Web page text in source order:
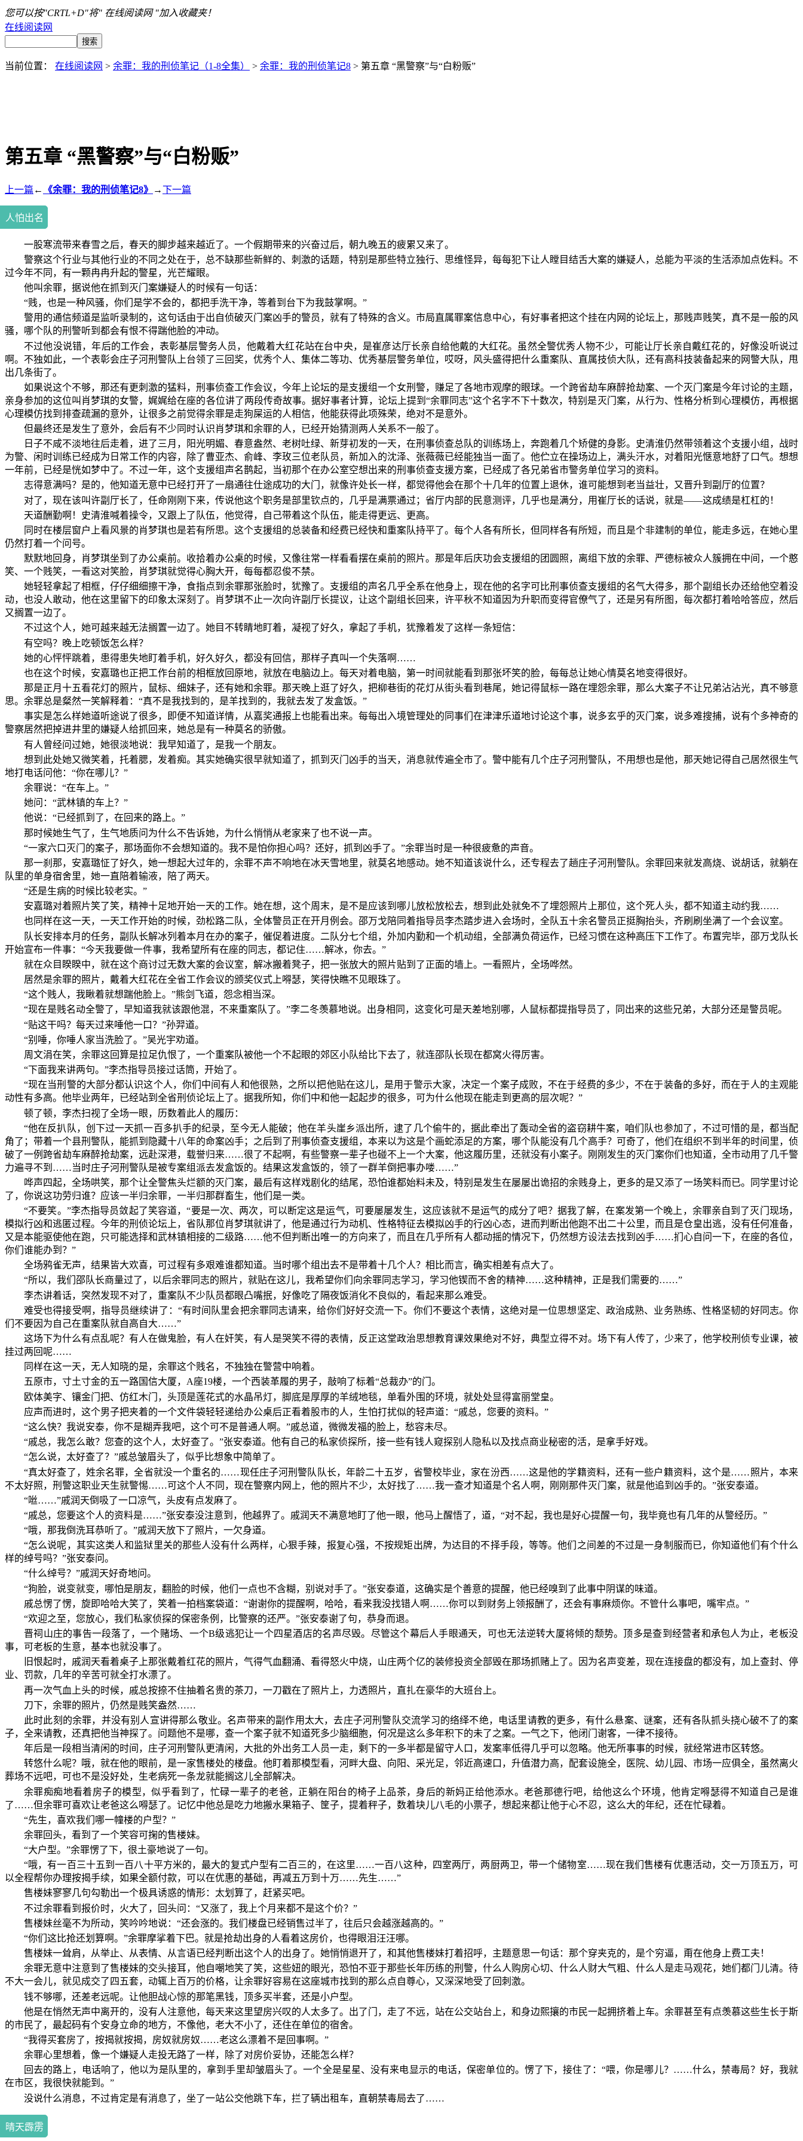
您可以按"CRTL+D"将" 在线阅读网 "加入收藏夹！
在线阅读网
当前位置： 在线阅读网 > 余罪：我的刑侦笔记（1-8全集） > 余罪：我的刑侦笔记8 > 第五章 “黑警察”与“白粉贩”
第五章 “黑警察”与“白粉贩”
上一篇 ← 《余罪：我的刑侦笔记8》 →下一篇
人怕出名
一股寒流带来春雪之后，春天的脚步越来越近了。一个假期带来的兴奋过后，朝九晚五的疲累又来了。
警察这个行业与其他行业的不同之处在于，总不缺那些新鲜的、刺激的话题，特别是那些特立独行、思维怪异，每每犯下让人瞠目结舌大案的嫌疑人，总能为平淡的生活添加点佐料。不
过今年不同，有一颗冉冉升起的警星，光芒耀眼。
他叫余罪，据说他在抓到灭门案嫌疑人的时候有一句话：
“贱，也是一种风骚，你们是学不会的，都把手洗干净，等着到台下为我鼓掌啊。”
警用的通信频道是监听录制的，这句话由于出自侦破灭门案凶手的警员，就有了特殊的含义。市局直属罪案信息中心，有好事者把这个挂在内网的论坛上，那贱声贱笑，真不是一般的风
骚，哪个队的刑警听到都会有恨不得踹他脸的冲动。
不过他没说错，年后的工作会，表彰基层警务人员，他戴着大红花站在台中央，是崔彦达厅长亲自给他戴的大红花。虽然全警优秀人物不少，可能让厅长亲自戴红花的，好像没听说过
啊。不独如此，一个表彰会庄子河刑警队上台领了三回奖，优秀个人、集体二等功、优秀基层警务单位，哎呀，风头盛得把什么重案队、直属技侦大队，还有高科技装备起来的网警大队，甩
出几条街了。
如果说这个不够，那还有更刺激的猛料，刑事侦查工作会议，今年上论坛的是支援组一个女刑警，赚足了各地市观摩的眼球。一个跨省劫车麻醉抢劫案、一个灭门案是今年讨论的主题，
亲身参加的这位叫肖梦琪的女警，娓娓给在座的各位讲了两段传奇故事。据好事者计算，论坛上提到“余罪同志”这个名字不下十数次，特别是灭门案，从行为、性格分析到心理模仿，再根据
心理模仿找到排查疏漏的意外，让很多之前觉得余罪是走狗屎运的人相信，他能获得此项殊荣，绝对不是意外。
但最终还是发生了意外，会后有不少同时认识肖梦琪和余罪的人，已经开始猜测两人关系不一般了。
日子不咸不淡地往后走着，进了三月，阳光明媚、春意盎然、老树吐绿、新芽初发的一天，在刑事侦查总队的训练场上，奔跑着几个矫健的身影。史清淮仍然带领着这个支援小组，战时
为警、闲时训练已经成为日常工作的内容，除了曹亚杰、俞峰、李玫三位老队员，新加入的沈泽、张薇薇已经能独当一面了。他伫立在操场边上，满头汗水，对着阳光惬意地舒了口气。想想
一年前，已经是恍如梦中了。不过一年，这个支援组声名鹊起，当初那个在办公室空想出来的刑事侦查支援方案，已经成了各兄弟省市警务单位学习的资料。
志得意满吗？是的，他知道无意中已经打开了一扇通往仕途成功的大门，就像许处长一样，都觉得他会在那个十几年的位置上退休，谁可能想到老当益壮，又晋升到副厅的位置？
对了，现在该叫许副厅长了，任命刚刚下来，传说他这个职务是部里钦点的，几乎是满票通过；省厅内部的民意测评，几乎也是满分，用崔厅长的话说，就是——这成绩是杠杠的！
天道酬勤啊！史清淮喊着操令，又跟上了队伍，他觉得，自己带着这个队伍，能走得更远、更高。
同时在楼层窗户上看风景的肖梦琪也是若有所思。这个支援组的总装备和经费已经快和重案队持平了。每个人各有所长，但同样各有所短，而且是个非建制的单位，能走多远，在她心里
仍然打着一个问号。
默默地回身，肖梦琪坐到了办公桌前。收拾着办公桌的时候，又像往常一样看看摆在桌前的照片。那是年后庆功会支援组的团圆照，离组下放的余罪、严德标被众人簇拥在中间，一个憨
笑、一个贱笑，一看这对笑脸，肖梦琪就觉得心胸大开，每每都忍俊不禁。
她轻轻拿起了相框，仔仔细细擦干净，食指点到余罪那张脸时，犹豫了。支援组的声名几乎全系在他身上，现在他的名字可比刑事侦查支援组的名气大得多，那个副组长办还给他空着没
动，也没人敢动，他在这里留下的印象太深刻了。肖梦琪不止一次向许副厅长提议，让这个副组长回来，许平秋不知道因为升职而变得官僚气了，还是另有所图，每次都打着哈哈答应，然后
又搁置一边了。
不过这个人，她可越来越无法搁置一边了。她目不转睛地盯着，凝视了好久，拿起了手机，犹豫着发了这样一条短信：
有空吗？晚上吃顿饭怎么样？
她的心怦怦跳着，患得患失地盯着手机，好久好久，都没有回信，那样子真叫一个失落啊……
也在这个时候，安嘉璐也正把工作台前的相框放回原地，就放在电脑边上。每天对着电脑，第一时间就能看到那张坏笑的脸，每每总让她心情莫名地变得很好。
那是正月十五看花灯的照片，鼠标、细妹子，还有她和余罪。那天晚上逛了好久，把柳巷街的花灯从街头看到巷尾，她记得鼠标一路在埋怨余罪，那么大案子不让兄弟沾沾光，真不够意
思。余罪总是粲然一笑解释着：“真不是我找到的，是羊找到的，我就去发了发盒饭。”
事实是怎么样她道听途说了很多，即便不知道详情，从嘉奖通报上也能看出来。每每出入境管理处的同事们在津津乐道地讨论这个事，说多玄乎的灭门案，说多难搜捕，说有个多神奇的
警察居然把掉进井里的嫌疑人给抓回来，她总是有一种莫名的骄傲。
有人曾经问过她，她很淡地说：我早知道了，是我一个朋友。
想到此处她又微笑着，托着腮，发着痴。其实她确实很早就知道了，抓到灭门凶手的当天，消息就传遍全市了。警中能有几个庄子河刑警队，不用想也是他，那天她记得自己居然很生气
地打电话问他：“你在哪儿？”
余罪说：“在车上。”
她问：“武林镇的车上？”
他说：“已经抓到了，在回来的路上。”
那时候她生气了，生气地质问为什么不告诉她，为什么悄悄从老家来了也不说一声。
“一家六口灭门的案子，那场面你不会想知道的。我不是怕你担心吗？还好，抓到凶手了。”余罪当时是一种很疲惫的声音。
那一刹那，安嘉璐怔了好久，她一想起大过年的，余罪不声不响地在冰天雪地里，就莫名地感动。她不知道该说什么，还专程去了趟庄子河刑警队。余罪回来就发高烧、说胡话，就躺在
队里的单身宿舍里，她一直陪着输液，陪了两天。
“还是生病的时候比较老实。”
安嘉璐对着照片笑了笑，精神十足地开始一天的工作。她在想，这个周末，是不是应该到哪儿放松放松去，想到此处就免不了埋怨照片上那位，这个死人头，都不知道主动约我……
也同样在这一天，一天工作开始的时候，劲松路二队，全体警员正在开月例会。邵万戈陪同着指导员李杰踏步进入会场时，全队五十余名警员正挺胸抬头，齐刷刷坐满了一个会议室。
队长安排本月的任务，副队长解冰列着本月在办的案子，催促着进度。二队分七个组，外加内勤和一个机动组，全部满负荷运作，已经习惯在这种高压下工作了。布置完毕，邵万戈队长
开始宣布一件事：“今天我要做一件事，我希望所有在座的同志，都记住……解冰，你去。”
就在众目睽睽中，就在这个商讨过无数大案的会议室，解冰搬着凳子，把一张放大的照片贴到了正面的墙上。一看照片，全场哗然。
居然是余罪的照片，戴着大红花在全省工作会议的颁奖仪式上嘚瑟，笑得快瞧不见眼珠了。
“这个贱人，我瞅着就想踹他脸上。”熊剑飞道，怨念相当深。
“现在是贱名动全警了，早知道我就该跟他混，不来重案队了。”李二冬羡慕地说。出身相同，这变化可是天差地别哪，人鼠标都提指导员了，同出来的这些兄弟，大部分还是警员呢。
“贴这干吗？每天过来唾他一口？”孙羿道。
“别唾，你唾人家当洗脸了。”吴光宇劝道。
周文涓在笑，余罪这回算是拉足仇恨了，一个重案队被他一个不起眼的郊区小队给比下去了，就连邵队长现在都窝火得厉害。
“下面我来讲两句。”李杰指导员接过话筒，开始了。
“现在当刑警的大部分都认识这个人，你们中间有人和他很熟，之所以把他贴在这儿，是用于警示大家，决定一个案子成败，不在于经费的多少，不在于装备的多好，而在于人的主观能
动性有多高。他毕业两年，已经站到全省刑侦论坛上了。据我所知，你们中和他一起起步的很多，可为什么他现在能走到更高的层次呢？”
顿了顿，李杰扫视了全场一眼，历数着此人的履历：
“他在反扒队，创下过一天抓一百多扒手的纪录，至今无人能破；他在羊头崖乡派出所，逮了几个偷牛的，据此牵出了轰动全省的盗窃耕牛案，咱们队也参加了，不过可惜的是，都当配
角了；带着一个县刑警队，能抓到隐藏十八年的命案凶手；之后到了刑事侦查支援组，本来以为这是个画蛇添足的方案，哪个队能没有几个高手？可奇了，他们在组织不到半年的时间里，侦
破了一例跨省劫车麻醉抢劫案，远赴深港，载誉归来……很了不起啊，有些警察一辈子也碰不上一个大案，他这履历里，还就没有小案子。刚刚发生的灭门案你们也知道，全市动用了几千警
力遍寻不到……当时庄子河刑警队是被专案组派去发盒饭的。结果这发盒饭的，领了一群羊倒把事办喽……”
哗声四起，全场哄笑，那个让全警焦头烂额的灭门案，最后有这样戏剧化的结尾，恐怕谁都始料未及，特别是发生在屡屡出诡招的余贱身上，更多的是又添了一场笑料而已。同学里讨论
了，你说这功劳归谁？应该一半归余罪，一半归那群畜生，他们是一类。
“不要笑。”李杰指导员敛起了笑容道，“要是一次、两次，可以断定这是运气，可要屡屡发生，这应该就不是运气的成分了吧？据我了解，在案发第一个晚上，余罪亲自到了灭门现场，
模拟行凶和逃匿过程。今年的刑侦论坛上，省队那位肖梦琪就讲了，他是通过行为动机、性格特征去模拟凶手的行凶心态，进而判断出他跑不出二十公里，而且是仓皇出逃，没有任何准备，
又是本能驱使他在跑，只可能选择和武林镇相接的二级路……他不但判断出唯一的方向来了，而且在几乎所有人都动摇的情况下，仍然想方设法去找到凶手……扪心自问一下，在座的各位，
你们谁能办到？”
全场鸦雀无声，结果皆大欢喜，可过程有多艰难谁都知道。当时哪个组出去不是带着十几个人？相比而言，确实相差有点大了。
“所以，我们邵队长商量过了，以后余罪同志的照片，就贴在这儿，我希望你们向余罪同志学习，学习他锲而不舍的精神……这种精神，正是我们需要的……”
李杰讲着话，突然发现不对了，重案队不少队员都眼凸嘴抿，好像吃了隔夜饭消化不良似的，看起来那么难受。
难受也得接受啊，指导员继续讲了：“有时间队里会把余罪同志请来，给你们好好交流一下。你们不要这个表情，这绝对是一位思想坚定、政治成熟、业务熟练、性格坚韧的好同志。你
们不要因为自己在重案队就自高自大……”
这场下为什么有点乱呢？有人在做鬼脸，有人在奸笑，有人是哭笑不得的表情，反正这堂政治思想教育课效果绝对不好，典型立得不对。场下有人传了，少来了，他学校刑侦专业课，被
挂过两回呢……
同样在这一天，无人知晓的是，余罪这个贱名，不独独在警营中响着。
五原市，寸土寸金的五一路国信大厦，A座19楼，一个西装革履的男子，敲响了标着“总裁办”的门。
欧体美字、镶金门把、仿红木门，头顶是莲花式的水晶吊灯，脚底是厚厚的羊绒地毯，单看外围的环境，就处处显得富丽堂皇。
应声而进时，这个男子把夹着的一个文件袋轻轻递给办公桌后正看着股市的人，生怕打扰似的轻声道：“戚总，您要的资料。”
“这么快？我说安泰，你不是糊弄我吧，这个可不是普通人啊。”戚总道，微微发福的脸上，愁容未尽。
“戚总，我怎么敢？您查的这个人，太好查了。”张安泰道。他有自己的私家侦探所，接一些有钱人窥探别人隐私以及找点商业秘密的活，是拿手好戏。
“怎么说，太好查了？”戚总皱眉头了，似乎比想象中简单了。
“真太好查了，姓余名罪，全省就没一个重名的……现任庄子河刑警队队长，年龄二十五岁，省警校毕业，家在汾西……这是他的学籍资料，还有一些户籍资料，这个是……照片，本来
不太好照，刑警这职业天生就警惕……可这个人不同，现在警察内网上，他的照片不少，太好找了……我一查才知道是个名人啊，刚刚那件灭门案，就是他追到凶手的。”张安泰道。
“咝……”戚润天倒吸了一口凉气，头皮有点发麻了。
“戚总，您要这个人的资料是……”张安泰没注意到，他越界了。戚润天不满意地盯了他一眼，他马上醒悟了，道，“对不起，我也是好心提醒一句，我毕竟也有几年的从警经历。”
“哦，那我倒洗耳恭听了。”戚润天放下了照片，一欠身道。
“怎么说呢，其实这类人和监狱里关的那些人没有什么两样，心狠手辣，报复心强，不按规矩出牌，为达目的不择手段，等等。他们之间差的不过是一身制服而已，你知道他们有个什么
样的绰号吗？”张安泰问。
“什么绰号？”戚润天好奇地问。
“狗脸，说变就变，哪怕是朋友，翻脸的时候，他们一点也不含糊，别说对手了。”张安泰道，这确实是个善意的提醒，他已经嗅到了此事中阴谋的味道。
戚总愣了愣，旋即哈哈大笑了，笑着一拍档案袋道：“谢谢你的提醒啊，哈哈，看来我没找错人啊……你可以到财务上领报酬了，还会有事麻烦你。不管什么事吧，嘴牢点。”
“欢迎之至，您放心，我们私家侦探的保密条例，比警察的还严。”张安泰谢了句，恭身而退。
晋祠山庄的事告一段落了，一个赌场、一个B级逃犯让一个四星酒店的名声尽毁。尽管这个幕后人手眼通天，可也无法逆转大厦将倾的颓势。顶多是查到经营者和承包人为止，老板没
事，可老板的生意，基本也就没事了。
旧恨起时，戚润天看着桌子上那张戴着红花的照片，气得气血翻涌、看得怒火中烧，山庄两个亿的装修投资全部毁在那场抓赌上了。因为名声变差，现在连接盘的都没有，加上查封、停
业、罚款，几年的辛苦可就全打水漂了。
再一次气血上头的时候，戚总按捺不住抽着名贵的茶刀，一刀戳在了照片上，力透照片，直扎在豪华的大班台上。
刀下，余罪的照片，仍然是贱笑盎然……
此时此刻的余罪，并没有别人宣讲得那么敬业。名声带来的副作用太大，去庄子河刑警队交流学习的络绎不绝，电话里请教的更多，有什么悬案、谜案，还有各队抓头挠心破不了的案
子，全来请教，还真把他当神探了。问题他不是哪，查一个案子就不知道死多少脑细胞，何况是这么多年积下的未了之案。一气之下，他闭门谢客，一律不接待。
年后是一段相当清闲的时间，庄子河刑警队更清闲，大批的外出务工人员一走，剩下的一多半都是留守人口，发案率低得几乎可以忽略。他无所事事的时候，就经常进市区转悠。
转悠什么呢？哦，就在他的眼前，是一家售楼处的楼盘。他盯着那模型看，河畔大盘、向阳、采光足，邻近高速口，升值潜力高，配套设施全，医院、幼儿园、市场一应俱全，虽然离火
葬场不远吧，可也不是没好处，生老病死一条龙就能搁这儿全部解决。
余罪痴痴地看着房子的模型，似乎看到了，忙碌一辈子的老爸，正躺在阳台的椅子上品茶，身后的新妈正给他添水。老爸那德行吧，给他这么个环境，他肯定嘚瑟得不知道自己是谁
了……但余罪可喜欢让老爸这么嘚瑟了。记忆中他总是吃力地搬水果箱子、筐子，提着秤子，数着块儿八毛的小票子，想起来都让他于心不忍，这么大的年纪，还在忙碌着。
“先生，喜欢我们哪一幢楼的户型？”
余罪回头，看到了一个笑容可掬的售楼妹。
“大户型。”余罪愣了下，很土豪地说了一句。
“哦，有一百三十五到一百八十平方米的，最大的复式户型有二百三的，在这里……一百八这种，四室两厅，两厨两卫，带一个储物室……现在我们售楼有优惠活动，交一万顶五万，可
以全程帮你办理按揭手续，如果全额付款，可以在优惠的基础，再减五万到十万……先生……”
售楼妹寥寥几句勾勒出一个极具诱惑的情形：太划算了，赶紧买吧。
不过余罪看到报价时，火大了，回头问：“又涨了，我上个月来都不是这个价？”
售楼妹丝毫不为所动，笑吟吟地说：“还会涨的。我们楼盘已经销售过半了，往后只会越涨越高的。”
“你们这比抢还划算啊。”余罪摩挲着下巴。就是抢劫出身的人看着这房价，也得眼泪汪汪哪。
售楼妹一耸肩，从举止、从表情、从言语已经判断出这个人的出身了。她悄悄退开了，和其他售楼妹打着招呼，主题意思一句话：那个穿夹克的，是个穷逼，甭在他身上费工夫！
余罪无意中注意到了售楼妹的交头接耳，他自嘲地笑了笑，这些妞的眼光，恐怕不亚于那些长年历练的刑警，什么人购房心切、什么人财大气粗、什么人是走马观花，她们都门儿清。待
不大一会儿，就见成交了四五套，动辄上百万的价格，让余罪好容易在这座城市找到的那么点自尊心，又深深地受了回刺激。
钱不够哪，还差老远呢。让他胆战心惊的那笔黑钱，顶多买半套，还是小户型。
他是在悄然无声中离开的，没有人注意他，每天来这里望房兴叹的人太多了。出了门，走了不远，站在公交站台上，和身边熙攘的市民一起拥挤着上车。余罪甚至有点羡慕这些生长于斯
的市民了，最起码有个安身立命的地方，不像他，老大不小了，还住在单位的宿舍。
“我得买套房了，按揭就按揭，房奴就房奴……老这么漂着不是回事啊。”
余罪心里想着，像一个嫌疑人走投无路了一样，除了对房价妥协，还能怎么样？
回去的路上，电话响了，他以为是队里的，拿到手里却皱眉头了。一个全是星星、没有来电显示的电话，保密单位的。愣了下，接住了：“喂，你是哪儿？……什么，禁毒局？好，我就
在市区，我很快就能到。”
没说什么消息，不过肯定是有消息了，坐了一站公交他跳下车，拦了辆出租车，直朝禁毒局去了……
晴天霹雳